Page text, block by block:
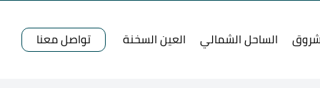
الساحل الشمالي العين السخنة تواصل معنا